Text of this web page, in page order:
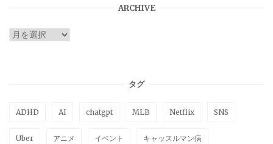
ARCHIVE
ARCHIVE
タグ
ADHD AI chatgpt MLB Netflix SNS
Uber アニメ イベント キャッスルマン病